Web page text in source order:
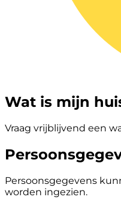
Wat is mijn
Vraag vrijblijvend een
Persoonsgegevens
worden ingezien.